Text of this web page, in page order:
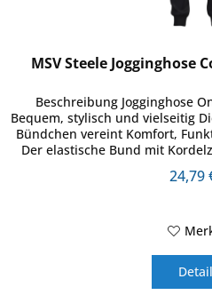
MSV Steele Jogginghose
Beschreibung Jogginghose
Bequem, stylisch und vielseitig
Bündchen vereint Komfort,
Der elastische Bund mit
24,79